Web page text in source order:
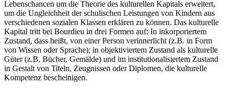
Lebenschancen um die Theorie des kulturellen Kapitals erweitert,
um die Ungleichheit der schulischen Leistungen von Kindern aus
verschiedenen sozialen Klassen erklären zu können. Das kulturelle
Kapital tritt bei Bourdieu in drei Formen auf: In inkorporiertem
Zustand, dass heißt, von einer Person verinnerlicht (z.B. in Form
von Wissen oder Sprache); in objektiviertem Zustand als kulturelle
Güter (z.B. Bücher, Gemälde) und im institutionalisiertem Zustand
in Gestalt von Titeln, Zeugnissen oder Diplomen, die kulturelle
Kompetenz bescheinigen.